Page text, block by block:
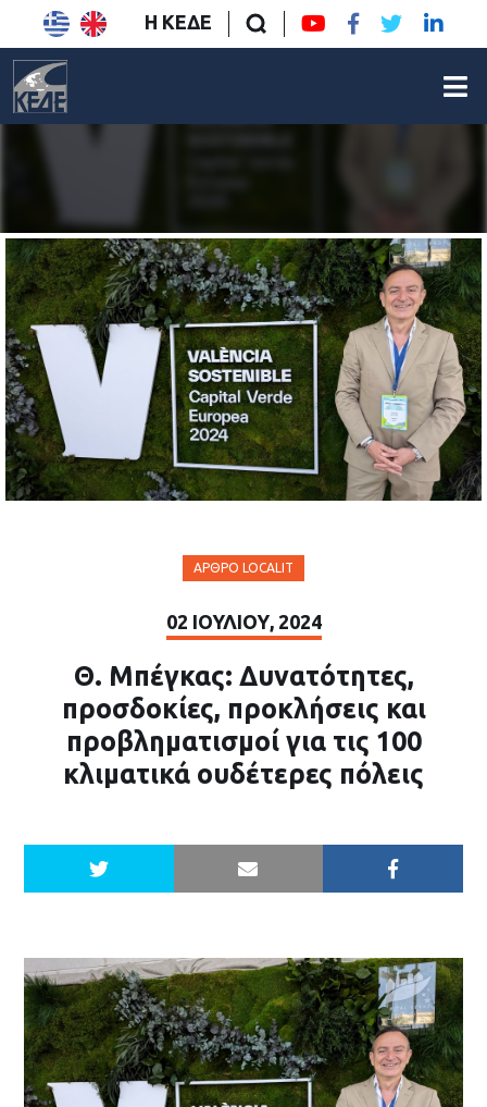
Η ΚΕΔΕ
ΆΡΘΡΟ LOCALIT
02 ΙΟΥΛΊΟΥ, 2024
Θ. Μπέγκας: Δυνατότητες,
προσδοκίες, προκλήσεις και
προβληματισμοί για τις 100
κλιματικά ουδέτερες πόλεις